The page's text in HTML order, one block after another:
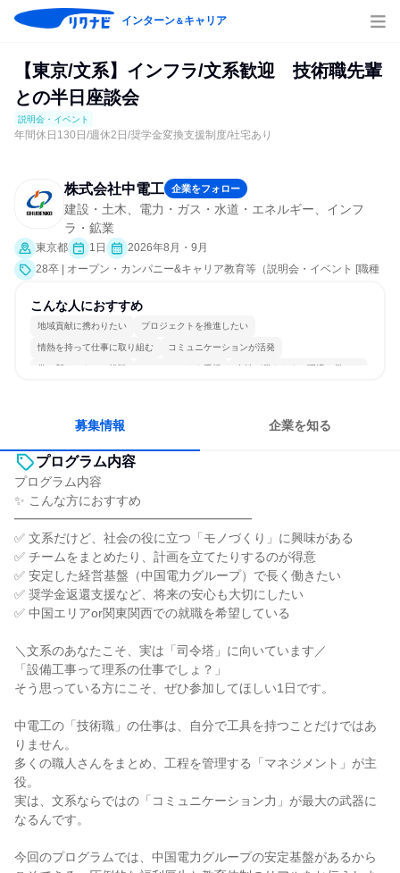
インターン＆キャリア
【東京/文系】インフラ/文系歓迎 技術職先輩
との半日座談会
説明会・イベント
年間休日130日/週休2日/奨学金変換支援制度/社宅あり
株式会社中電工 企業をフォロー
建設・土木、電力・ガス・水道・エネルギー、インフ
ラ・鉱業
東京都 1日
2026年8月・9月
28卒 | オープン・カンパニー&キャリア教育等（説明会・イベント [職種
こんな人におすすめ
地域貢献に携わりたい プロジェクトを推進したい
情熱を持って仕事に取り組む コミュニケーションが活発
常に新しいものに挑戦 チームワークを重視 女性が働きやすい環境で働ける
募集情報 企業を知る
プログラム内容
プログラム内容
✨ こんな方におすすめ
━━━━━━━━━━━━━━━━━━━
✅ 文系だけど、社会の役に立つ「モノづくり」に興味がある
✅ チームをまとめたり、計画を立てたりするのが得意
✅ 安定した経営基盤（中国電力グループ）で長く働きたい
✅ 奨学金返還支援など、将来の安心も大切にしたい
✅ 中国エリアor関東関西での就職を希望している
＼文系のあなたこそ、実は「司令塔」に向いています／
「設備工事って理系の仕事でしょ？」
そう思っている方にこそ、ぜひ参加してほしい1日です。
中電工の「技術職」の仕事は、自分で工具を持つことだけではあ
りません。
多くの職人さんをまとめ、工程を管理する「マネジメント」が主
役。
実は、文系ならではの「コミュニケーション力」が最大の武器に
なるんです。
今回のプログラムでは、中国電力グループの安定基盤があるから